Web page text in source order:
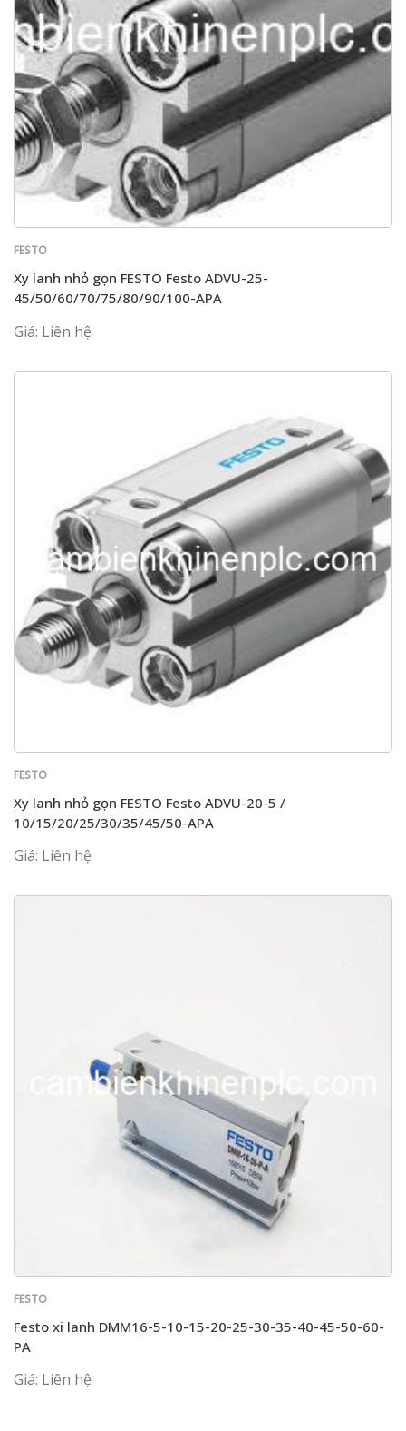
FESTO
Xy lanh nhỏ gọn FESTO Festo ADVU-25-
45/50/60/70/75/80/90/100-APA
Giá: Liên hệ
FESTO
Xy lanh nhỏ gọn FESTO Festo ADVU-20-5 /
10/15/20/25/30/35/45/50-APA
Giá: Liên hệ
FESTO
Festo xi lanh DMM16-5-10-15-20-25-30-35-40-45-50-60-
PA
Giá: Liên hệ